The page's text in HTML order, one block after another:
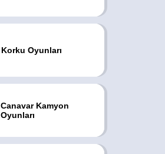
Korku Oyunları
Canavar Kamyon
Oyunları